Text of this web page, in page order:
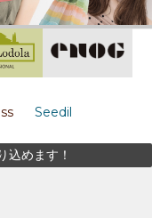
Seedil
込めます！